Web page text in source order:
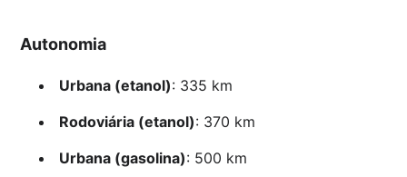
Autonomia
Urbana (etanol): 335 km
Rodoviária (etanol): 370 km
Urbana (gasolina): 500 km